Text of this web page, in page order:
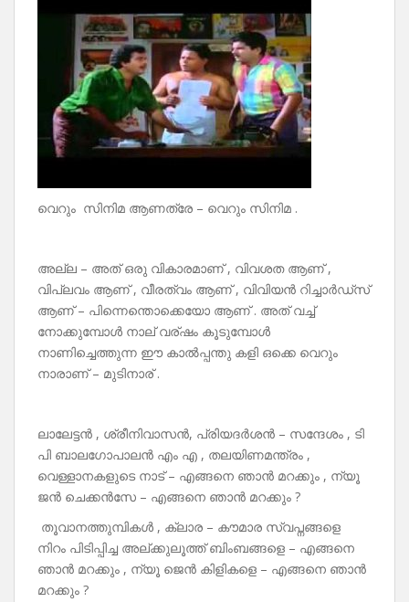
വെറും സിനിമ ആണത്രേ – വെറും സിനിമ .
അല്ല – അത് ഒരു വികാരമാണ് , വിവശത ആണ് ,
വിപ്ലവം ആണ് , വീരത്വം ആണ് , വിവിയൻ റിച്ചാർഡ്‌സ്
ആണ് – പിന്നെന്തൊക്കെയോ ആണ് . അത് വച്ച്
നോക്കുമ്പോൾ നാല് വര്ഷം കൂടുമ്പോൾ
നാണിച്ചെത്തുന്ന ഈ കാൽപ്പന്തു കളി ഒക്കെ വെറും
നാരാണ് – മുടിനാര് .
ലാലേട്ടൻ , ശ്രീനിവാസൻ, പ്രിയദർശൻ – സന്ദേശം , ടി
പി ബാലഗോപാലൻ എം എ , തലയിണമന്ത്രം ,
വെള്ളാനകളുടെ നാട് – എങ്ങനെ ഞാൻ മറക്കും , ന്യൂ
ജൻ ചെക്കൻസേ – എങ്ങനെ ഞാൻ മറക്കും ?
തൂവാനത്തുമ്പികൾ , ക്ലാര – കൗമാര സ്വപ്നങ്ങളെ
നിറം പിടിപ്പിച്ച അല്ക്കുലൂത്ത് ബിംബങ്ങളെ – എങ്ങനെ
ഞാൻ മറക്കും , ന്യൂ ജെൻ കിളികളെ – എങ്ങനെ ഞാൻ
മറക്കും ?